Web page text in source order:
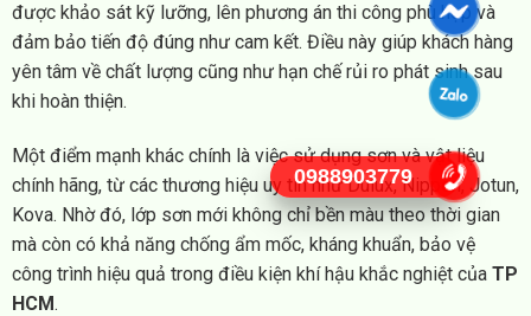
được khảo sát kỹ lưỡng, lên phương án thi công phù hợp và
đảm bảo tiến độ đúng như cam kết. Điều này giúp khách hàng
yên tâm về chất lượng cũng như hạn chế rủi ro phát sinh sau
khi hoàn thiện.
Một điểm mạnh khác chính là việc sử dụng sơn và vật liệu
chính hãng, từ các thương hiệu uy tín như Dulux, Nippon, Jotun,
Kova. Nhờ đó, lớp sơn mới không chỉ bền màu theo thời gian
mà còn có khả năng chống ẩm mốc, kháng khuẩn, bảo vệ
công trình hiệu quả trong điều kiện khí hậu khắc nghiệt của TP
HCM.
0988903779